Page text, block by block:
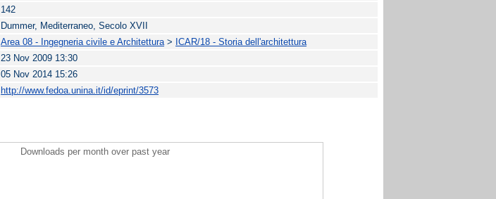
142
Dummer, Mediterraneo, Secolo XVII
Area 08 - Ingegneria civile e Architettura> ICAR/18 - Storia dell'architettura
23 Nov 2009 13:30
05 Nov 2014 15:26
http://www.fedoa.unina.it/id/eprint/3573
Downloads per month over past year